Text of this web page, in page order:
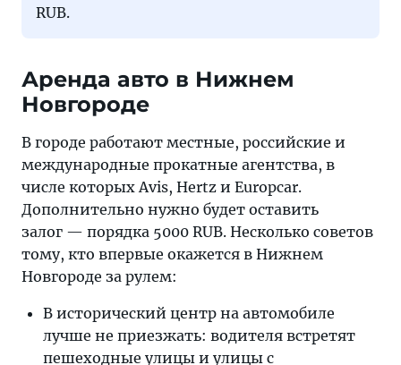
RUB.
Аренда авто в Нижнем
Новгороде
В городе работают местные, российские и
международные прокатные агентства, в
числе которых Avis, Hertz и Europcar.
Дополнительно нужно будет оставить
залог — порядка 5000 RUB. Несколько советов
тому, кто впервые окажется в Нижнем
Новгороде за рулем:
В исторический центр на автомобиле
лучше не приезжать: водителя встретят
пешеходные улицы и улицы с